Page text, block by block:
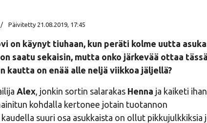
Päivitetty 21.08.2019, 17:45
on käynyt tiuhaan, kun peräti kolme uutta
saatu sekaisin, mutta onko järkevää ottaa tässä
kautta on enää alle neljä viikkoa jäljellä?
Alex, jonkin sortin salarakas Henna ja kaiketi
kohdalla kertonee jotain tuotannon
suuri osa asukkaista on ollut pikkujulkkiksia